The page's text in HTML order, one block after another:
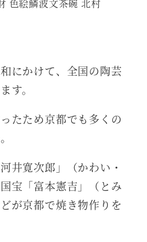
色絵鱗波文茶碗 北村
にかけて、全国の陶芸
す。
たため京都でも多くの
井寛次郎」（かわい・
宝「富本憲吉」（とみ
が京都で焼き物作りを